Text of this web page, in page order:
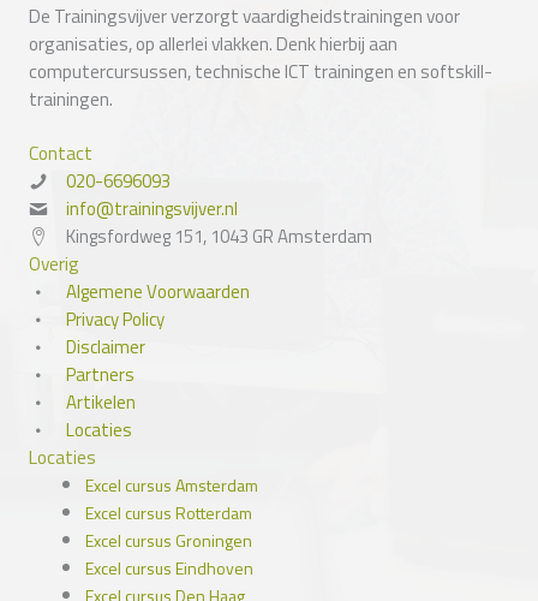
De Trainingsvijver verzorgt vaardigheidstrainingen voor
organisaties, op allerlei vlakken. Denk hierbij aan
computercursussen, technische ICT trainingen en softskill-
trainingen.
Contact
020-6696093
info@trainingsvijver.nl
Kingsfordweg 151, 1043 GR Amsterdam
Overig
Algemene Voorwaarden
Privacy Policy
Disclaimer
Partners
Artikelen
Locaties
Locaties
Excel cursus Amsterdam
Excel cursus Rotterdam
Excel cursus Groningen
Excel cursus Eindhoven
Excel cursus Den Haag